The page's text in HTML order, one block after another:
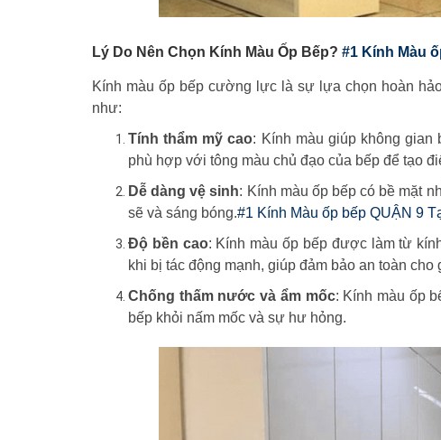
Lý Do Nên Chọn Kính Màu Ốp Bếp? #1 Kính Màu
Kính màu ốp bếp cường lực là sự lựa chọn hoàn
như:
Tính thẩm mỹ cao: Kính màu giúp không
phù hợp với tông màu chủ đạo của bếp để tạo
Dễ dàng vệ sinh: Kính màu ốp bếp có bề mặt
sẽ và sáng bóng.#1 Kính Màu ốp bếp QUẬN 9
Độ bền cao: Kính màu ốp bếp được làm từ
khi bị tác động mạnh, giúp đảm bảo an toàn cho
Chống thấm nước và ẩm mốc: Kính màu ốp
bếp khỏi nấm mốc và sự hư hỏng.